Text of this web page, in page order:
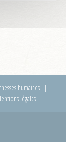
humaines
légales